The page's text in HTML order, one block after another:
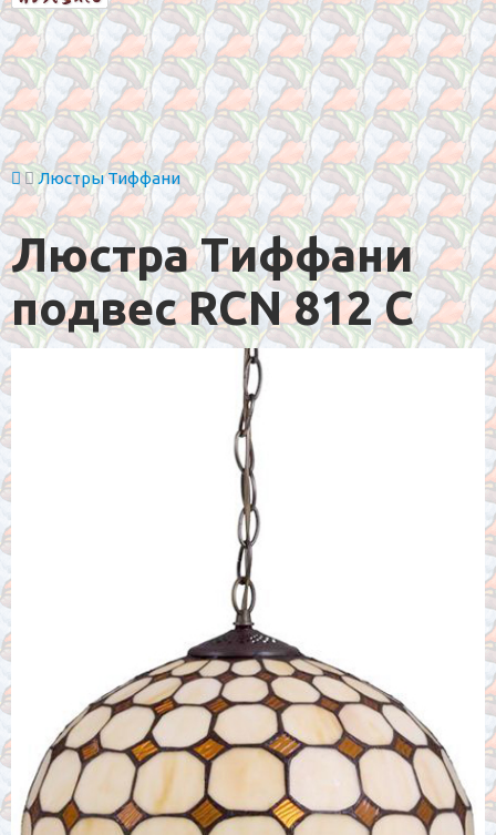
Люстры Тиффани
Люстра Тиффани
подвес RCN 812 C